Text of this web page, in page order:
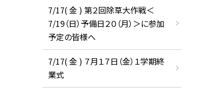
7/17( 金 ) 第２回除草大作戦＜
7/19（日）予備日２０（月）＞に参加
予定の皆様へ
7/17( 金 ) ７月１７日（金）１学期終
業式